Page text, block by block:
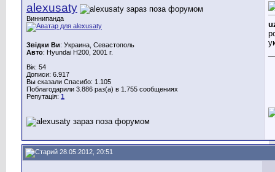
alexusaty
Виннипанда
Звідки Ви: Украина, Севастополь
Авто: Hyundai H200, 2001 г.
Вік: 54
Дописи: 6.917
Вы сказали Спасибо: 1.105
Поблагодарили 3.886 раз(а) в 1.755 сообщениях
Репутація: 1
28.05.2012, 20:51